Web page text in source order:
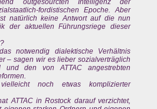
outgesourcten Intelligenz der
fordistischen Epoche. Aber
natürlich keine Antwort auf die nun
der aktuellen Führungsriege dieser
notwendig dialektische Verhältnis
– sagen wir es lieber sozialverträglich
den von ATTAC angestrebten
noch etwas komplizierter
ATTAC in Rostock darauf verzichtet,